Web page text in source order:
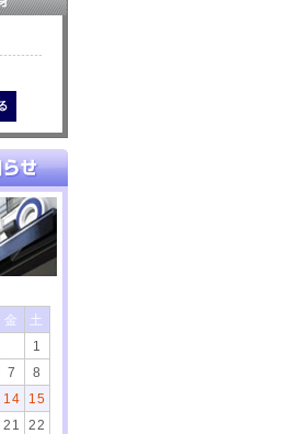
金
土
1
7
8
14
15
21
22